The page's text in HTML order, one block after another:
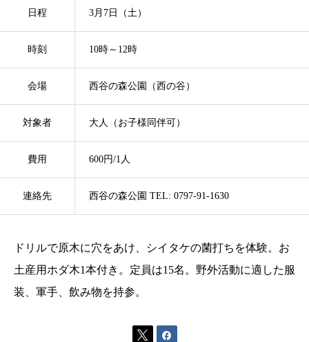
日程 3月7日（土）
時刻 10時～12時
会場 西谷の森公園（西の谷）
対象者 大人（お子様同伴可）
費用 600円/1人
連絡先 西谷の森公園 TEL: 0797-91-1630
ドリルで原木に穴をあけ、シイタケの菌打ちを体験。お
土産用ホダ木1本付き。定員は15名。野外活動に適した服
装、軍手、飲み物を持参。
 